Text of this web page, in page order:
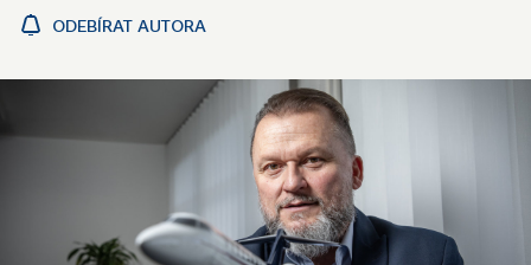
ODEBÍRAT AUTORA